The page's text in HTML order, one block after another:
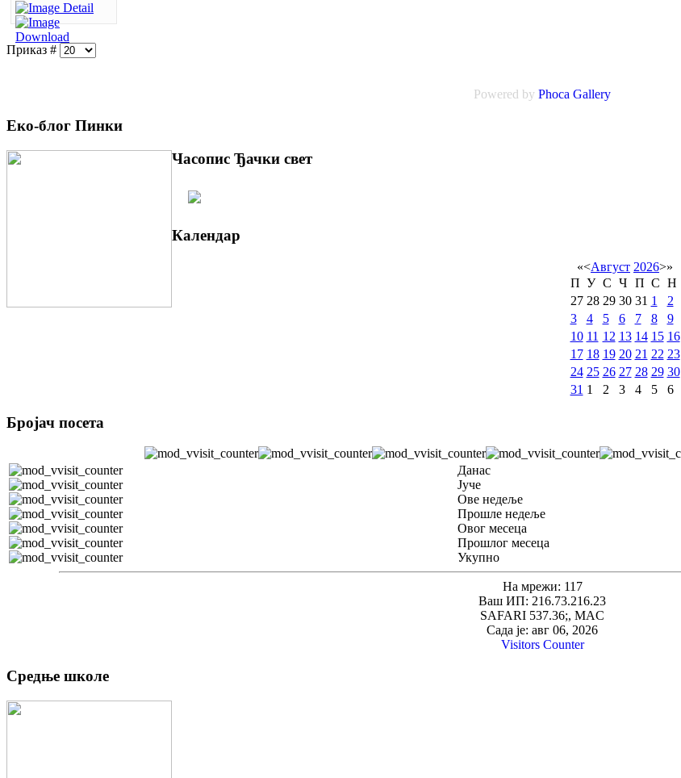
Приказ #
Powered by Phoca Gallery
Еко-блог Пинки
Часопис Ђачки свет
Календар
«<Август 2026>»
П У С Ч П С Н
27 28 29 30 31 1
2
3
4 5 6 7 8
9
10 11 12 13 14 15 16
17 18 19 20 21 22 23
24 25 26 27 28 29 30
31 1 2 3 4 5 6
Бројач посета
Данас
Јуче
Ове недеље
Прошле недеље
Овог месеца
Прошлог месеца
Укупно
На мрежи: 117
Ваш ИП: 216.73.216.23
SAFARI 537.36;, MAC
Сада је: авг 06, 2026
Visitors Counter
Средње школе